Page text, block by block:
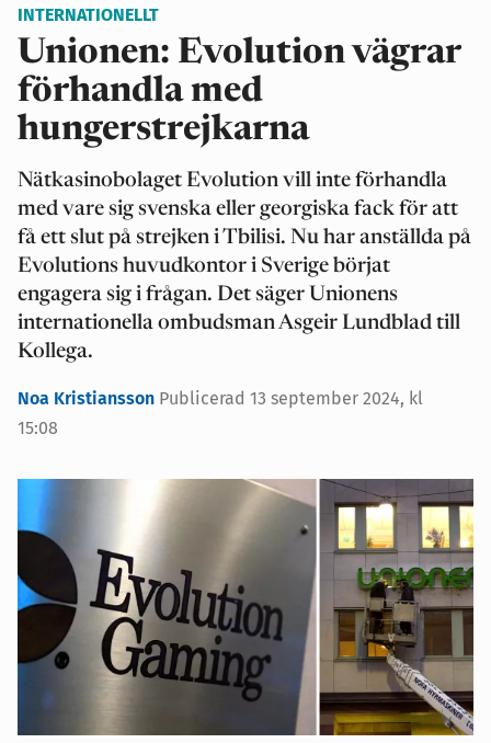
INTERNATIONELLT
Unionen: Evolution vägrar
förhandla med
hungerstrejkarna
Nätkasinobolaget Evolution vill inte förhandla
med vare sig svenska eller georgiska fack för att
få ett slut på strejken i Tbilisi. Nu har anställda på
Evolutions huvudkontor i Sverige börjat
engagera sig i frågan. Det säger Unionens
internationella ombudsman Asgeir Lundblad till
Kollega.
Noa Kristiansson Publicerad 13 september 2024, kl
15:08